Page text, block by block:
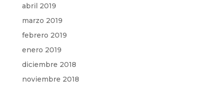
abril 2019
marzo 2019
febrero 2019
enero 2019
diciembre 2018
noviembre 2018